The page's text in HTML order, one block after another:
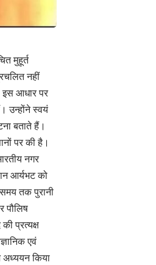
मुहूर्त
नहीं
इस आधार पर
उन्होंने स्वयं
बताते हैं।
पर की है।
नगर
आर्यभट को
तक पुरानी
पौलिष
प्रत्यक्ष
एवं
अध्ययन किया